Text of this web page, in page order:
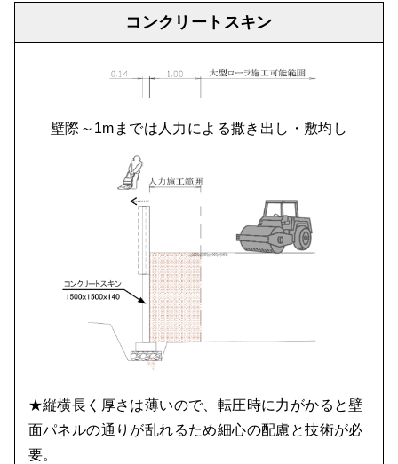
コンクリートスキン
壁際～1mまでは人力による撒き出し・敷均し
★縦横長く厚さは薄いので、転圧時に力がかると壁
面パネルの通りが乱れるため細心の配慮と技術が必
要。